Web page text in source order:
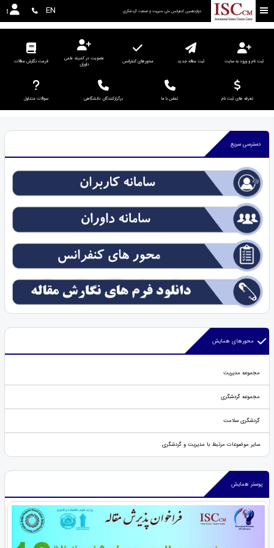
دوازدهمین کنفرانس ملی مدیریت و صنعت گردشگری EN
ثبت نام و ورود به سایت ثبت مقاله جدید محورهای کنفرانس
عضویت در کمیته علمی
داوران
فرمت نگارش مقالات
تعرفه های ثبت نام تماس با ما برگزارکنندگان دانشگاهی سوالات متداول
دسترسی سریع
محورهای همایش
مجموعه مدیریت
مجموعه گردشگری
گردشگری سلامت
سایر موضوعات مرتبط با مدیریت و گردشگری
پوستر همایش